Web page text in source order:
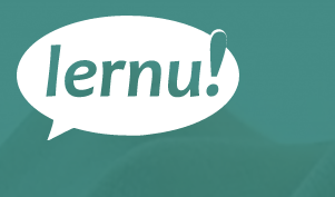
innholdet